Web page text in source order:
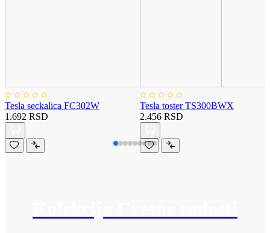
Tesla seckalica FC302W
1.692 RSD
Tesla toster TS300BWX
2.456 RSD